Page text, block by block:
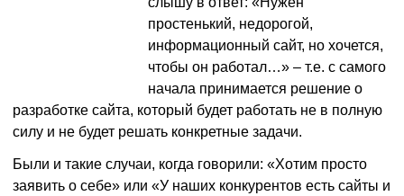
простенький, недорогой,
информационный сайт, но хочется,
чтобы он работал…» – т.е. с самого
начала принимается решение о
разработке сайта, который будет работать не в полную
силу и не будет решать конкретные задачи.
Были и такие случаи, когда говорили: «Хотим просто
заявить о себе» или «У наших конкурентов есть сайты и